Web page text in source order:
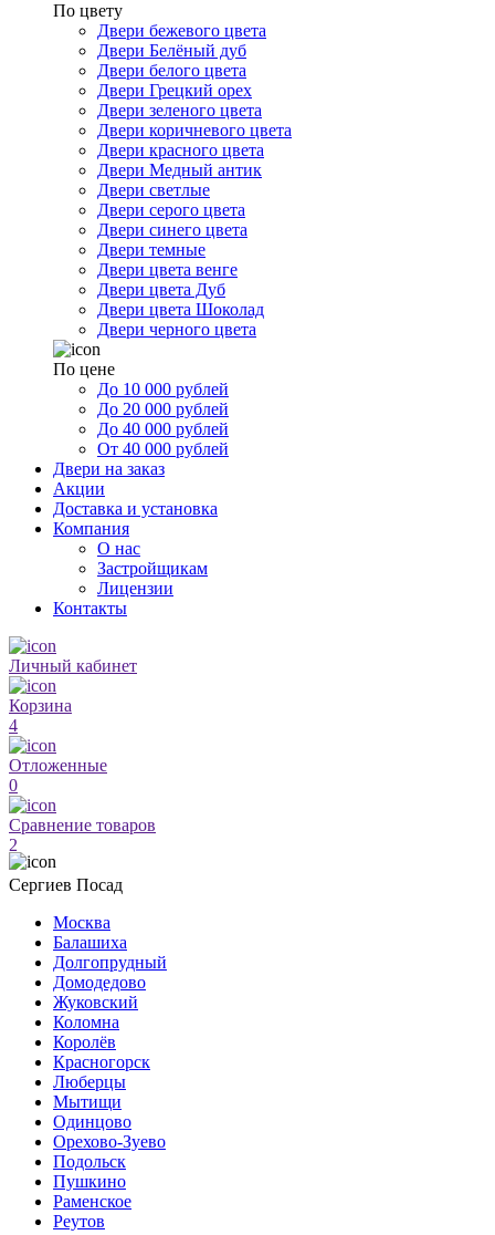
По цвету
Двери бежевого цвета
Двери Белёный дуб
Двери белого цвета
Двери Грецкий орех
Двери зеленого цвета
Двери коричневого цвета
Двери красного цвета
Двери Медный антик
Двери светлые
Двери серого цвета
Двери синего цвета
Двери темные
Двери цвета венге
Двери цвета Дуб
Двери цвета Шоколад
Двери черного цвета
По цене
До 10 000 рублей
До 20 000 рублей
До 40 000 рублей
От 40 000 рублей
Двери на заказ
Акции
Доставка и установка
Компания
О нас
Застройщикам
Лицензии
Контакты
Личный кабинет
Корзина
4
Отложенные
0
Сравнение товаров
2
Сергиев Посад
Москва
Балашиха
Долгопрудный
Домодедово
Жуковский
Коломна
Королёв
Красногорск
Люберцы
Мытищи
Одинцово
Орехово-Зуево
Подольск
Пушкино
Раменское
Реутов